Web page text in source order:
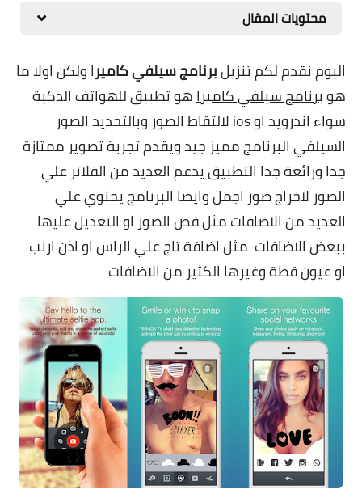
محتويات المقال
اليوم نقدم لكم تنزيلبرنامج سيلفي كاميرا ولكن اولا ما
هوبرنامج سيلفي كاميراهو تطبيق للهواتف الذكية
سواء اندرويد او ios لالتقاط الصور وبالتحديد الصور
السيلفي البرنامج مميز جيد ويقدم تجربة تصوير ممتازة
جدا ورائعة جدا التطبيق يدعم العديد من الفلاتر علي
الصور لاخراج صور اجمل وايضا البرنامج يحتوي علي
العديد من الاضافات مثل قص الصور او التعديل عليها
ببعض الاضافات مثل اضافة تاج علي الراس او اذن ارنب
او عيون قطة وغيرها الكثير من الاضافات